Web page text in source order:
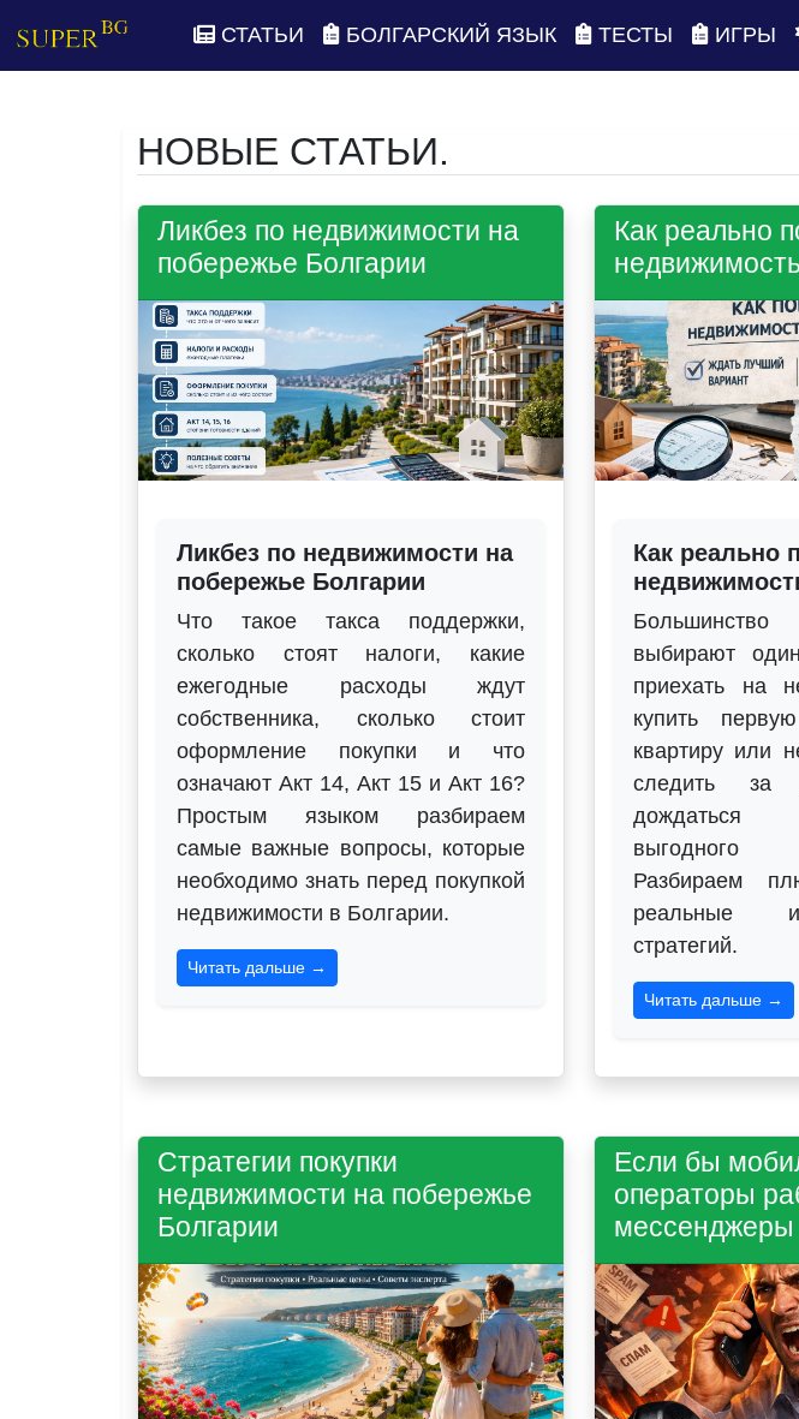
СТАТЬИ БОЛГАРСКИЙ ЯЗЫК ТЕСТЫ ИГРЫ
НОВЫЕ СТАТЬИ.
Ликбез по недвижимости на
побережье Болгарии
Ликбез по недвижимости на
побережье Болгарии
Что такое такса поддержки,
сколько стоят налоги, какие
ежегодные расходы ждут
собственника, сколько стоит
оформление покупки и что
означают Акт 14, Акт 15 и Акт 16?
Простым языком разбираем
самые важные вопросы, которые
необходимо знать перед покупкой
недвижимости в Болгарии.
Читать дальше →
Как реально
Как реально
выбирают
приехать на
купить
квартиру или
следить за
дождаться
выгодного
Разбираем
реальные
стратегий.
Читать дальше →
Стратегии покупки
недвижимости на побережье
Болгарии
Если бы
операторы
мессенджеры